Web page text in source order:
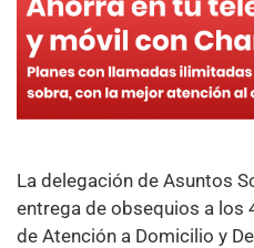
La delegación de Asuntos
entrega de obsequios a los
de Atención a Domicilio y